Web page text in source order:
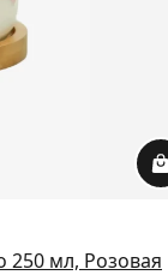
250 мл, Розовая